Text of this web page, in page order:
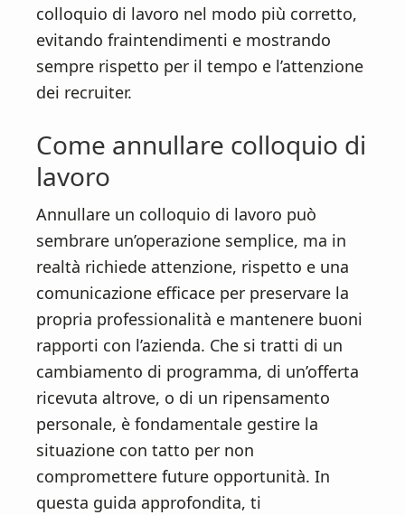
colloquio di lavoro nel modo più corretto,
evitando fraintendimenti e mostrando
sempre rispetto per il tempo e l’attenzione
dei recruiter.
Come annullare colloquio di
lavoro
Annullare un colloquio di lavoro può
sembrare un’operazione semplice, ma in
realtà richiede attenzione, rispetto e una
comunicazione efficace per preservare la
propria professionalità e mantenere buoni
rapporti con l’azienda. Che si tratti di un
cambiamento di programma, di un’offerta
ricevuta altrove, o di un ripensamento
personale, è fondamentale gestire la
situazione con tatto per non
compromettere future opportunità. In
questa guida approfondita, ti